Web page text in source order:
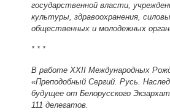
государственной власти,
культуры, здравоохранения,
общественных и молодежных
* * *
В работе ХХII Международных
«Преподобный Сергий. Русь.
будущее от Белорусского
111 делегатов.